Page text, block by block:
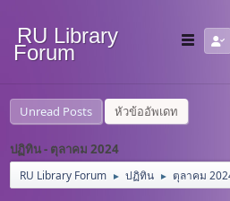
RU Library
Forum
Unread Posts หัวข้ออัพเดท
ปฏิทิน - ตุลาคม 2024
RU Library Forum ► ปฏิทิน ► ตุลาคม